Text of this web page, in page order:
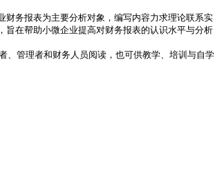
财务报表为主要分析对象，编写内容力求理论联系实
在帮助小微企业提高对财务报表的认识水平与分析
管理者和财务人员阅读，也可供教学、培训与自学